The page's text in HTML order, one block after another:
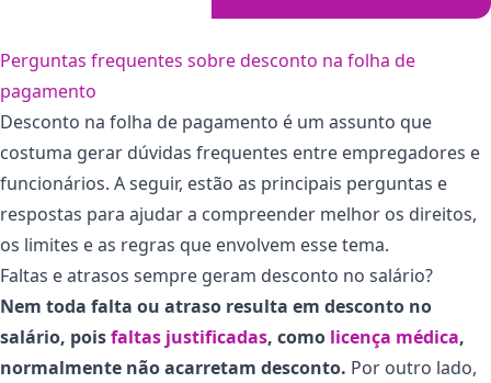
Perguntas frequentes sobre desconto na folha de
pagamento
Desconto na folha de pagamento é um assunto que
costuma gerar dúvidas frequentes entre empregadores e
funcionários. A seguir, estão as principais perguntas e
respostas para ajudar a compreender melhor os direitos,
os limites e as regras que envolvem esse tema.
Faltas e atrasos sempre geram desconto no salário?
Nem toda falta ou atraso resulta em desconto no
salário, poisfaltas justificadas, como licença médica,
normalmente não acarretam desconto. Por outro lado,